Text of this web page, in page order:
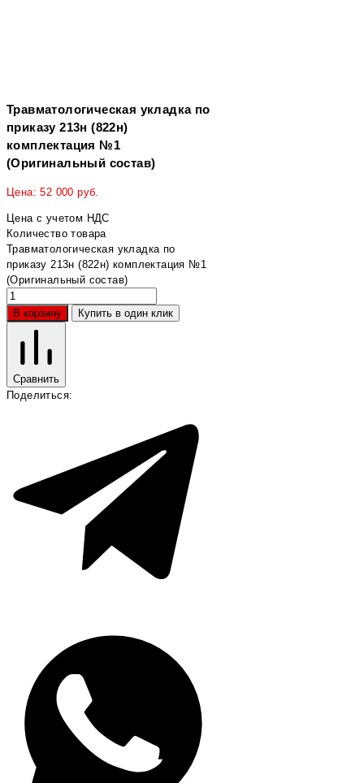
Травматологическая укладка по
приказу 213н (822н)
комплектация №1
(Оригинальный состав)
Цена:52 000 руб.
Цена с учетом НДС
Количество товара
Травматологическая укладка по
приказу 213н (822н) комплектация №1
(Оригинальный состав)
В корзину Купить в один клик
Сравнить
Поделиться: